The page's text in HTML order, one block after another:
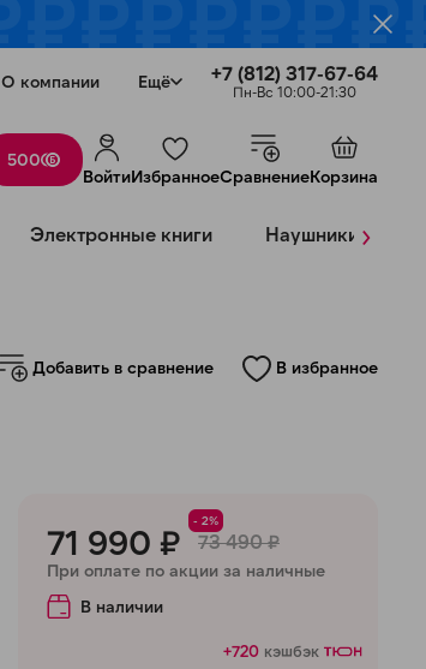
О компании Ещё +7 (812) 317-67-64
Пн-Вс 10:00-21:30
500
ВойтиИзбранноеСравнениеКорзина
Электронные книги Наушники ›
Добавить в сравнение В избранное
71 990 ₽
- 2%
73 490 ₽
При оплате по акции за наличные
В наличии
+720 кэшбэк